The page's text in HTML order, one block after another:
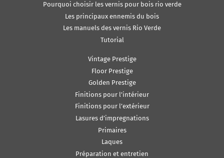
Pourquoi choisir les vernis pour bois rio verde
Les principaux ennemis du bois
Les manuels des vernis Rio Verde
Tutorial
Vintage Prestige
Floor Prestige
Golden Prestige
Finitions pour l’intérieur
Finitions pour l’extérieur
Lasures d’impregnations
Primaires
Laques
Préparation et entretien